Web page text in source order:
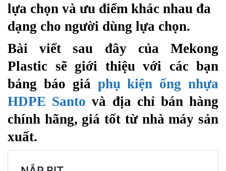
lựa chọn và ưu điểm khác nhau đa
dạng cho người dùng lựa chọn.
Bài viết sau đây của Mekong
Plastic sẽ giới thiệu với các bạn
bảng báo giá phụ kiện ống nhựa
HDPE Santo và địa chỉ bán hàng
chính hãng, giá tốt từ nhà máy sản
xuất.